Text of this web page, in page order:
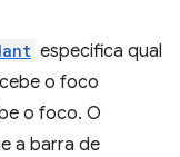
especifica qual
o foco
o foco. O
a barra de